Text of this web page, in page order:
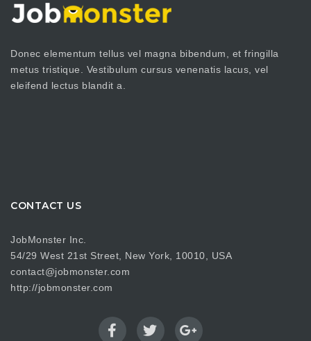
Donec elementum tellus vel magna bibendum, et fringilla
metus tristique. Vestibulum cursus venenatis lacus, vel
eleifend lectus blandit a.
CONTACT US
JobMonster Inc.
54/29 West 21st Street, New York, 10010, USA
contact@jobmonster.com
http://jobmonster.com